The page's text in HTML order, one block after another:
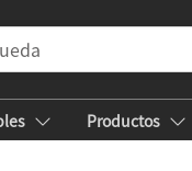
Productos